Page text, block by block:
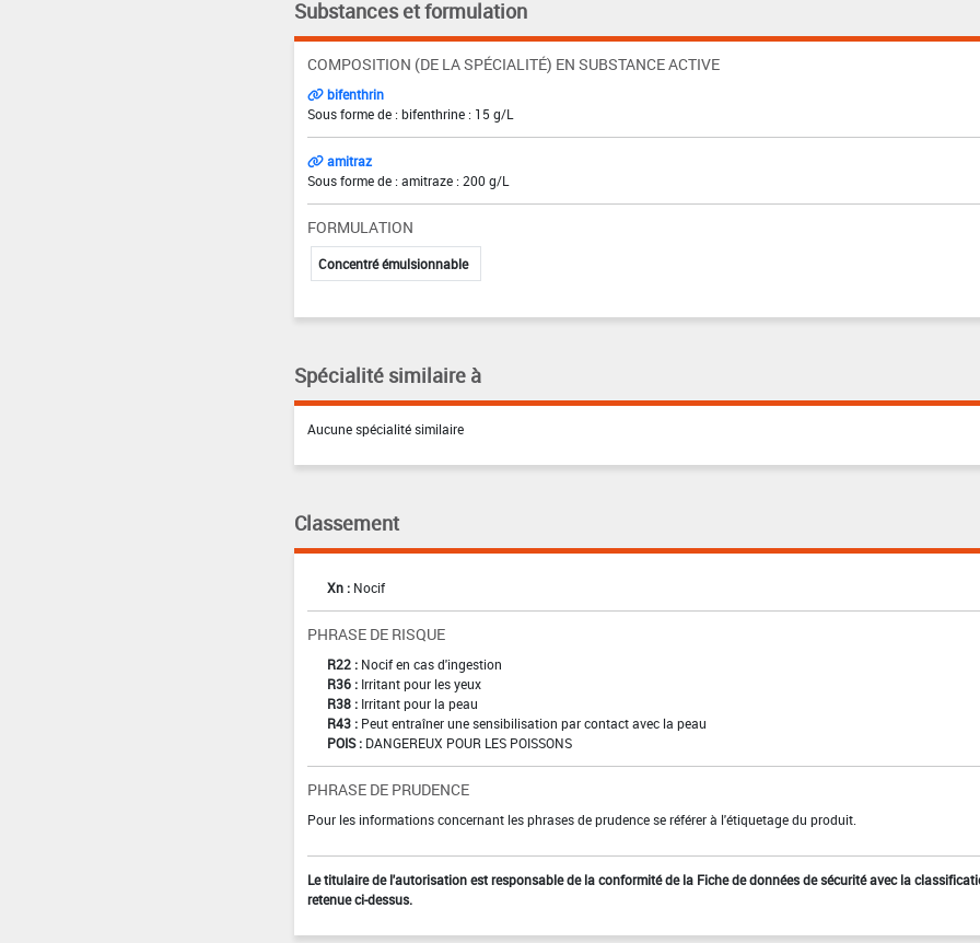
Substances et formulation
COMPOSITION (DE LA SPÉCIALITÉ) EN SUBSTANCE ACTIVE
bifenthrin
Sous forme de : bifenthrine : 15 g/L
amitraz
Sous forme de : amitraze : 200 g/L
FORMULATION
Concentré émulsionnable
Spécialité similaire à
Aucune spécialité similaire
Classement
Xn : Nocif
PHRASE DE RISQUE
R22 : Nocif en cas d'ingestion
R36 : Irritant pour les yeux
R38 : Irritant pour la peau
R43 : Peut entraîner une sensibilisation par contact avec la peau
POIS : DANGEREUX POUR LES POISSONS
PHRASE DE PRUDENCE
Pour les informations concernant les phrases de prudence se référer à l'étiquetage du produit.
Le titulaire de l'autorisation est responsable de la conformité de la Fiche de données de sécurité avec la
retenue ci-dessus.